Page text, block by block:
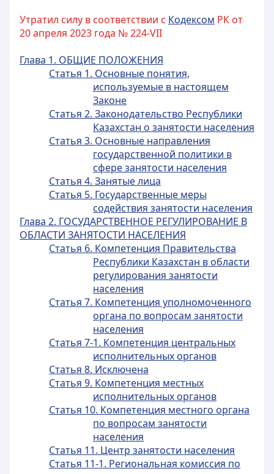
Утратил силу в соответствии с Кодексом РК от
20 апреля 2023 года № 224-VII
Глава 1. ОБЩИЕ ПОЛОЖЕНИЯ
Статья 1. Основные понятия,
используемые в настоящем
Законе
Статья 2. Законодательство Республики
Казахстан о занятости населения
Статья 3. Основные направления
государственной политики в
сфере занятости населения
Статья 4. Занятые лица
Статья 5. Государственные меры
содействия занятости населения
Глава 2. ГОСУДАРСТВЕННОЕ РЕГУЛИРОВАНИЕ В
ОБЛАСТИ ЗАНЯТОСТИ НАСЕЛЕНИЯ
Статья 6. Компетенция Правительства
Республики Казахстан в области
регулирования занятости
населения
Статья 7. Компетенция уполномоченного
органа по вопросам занятости
населения
Статья 7-1. Компетенция центральных
исполнительных органов
Статья 8. Исключена
Статья 9. Компетенция местных
исполнительных органов
Статья 10. Компетенция местного органа
по вопросам занятости
населения
Статья 11. Центр занятости населения
Статья 11-1. Региональная комиссия по